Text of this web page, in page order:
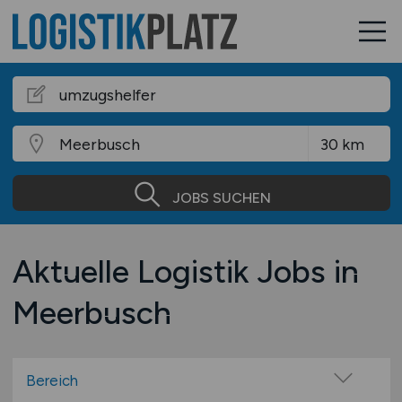
JOBS SUCHEN
Aktuelle Logistik Jobs in
Meerbusch
Bereich